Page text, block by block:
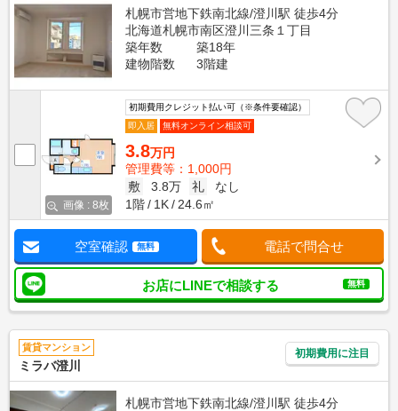
札幌市営地下鉄南北線/澄川駅 徒歩4分
北海道札幌市南区澄川三条１丁目
築年数
築18年
建物階数
3階建
画像 : 8枚
初期費用クレジット払い可（※条件要確認）
即入居
無料オンライン相談可
3.8万円
管理費等：1,000円
敷
3.8万 礼
なし
1階
1K 24.6㎡
空室確認 無料 電話で問合せ
お店にLINEで相談する 無料
賃貸マンション
ミラバ澄川
初期費用に注目
札幌市営地下鉄南北線/澄川駅 徒歩4分